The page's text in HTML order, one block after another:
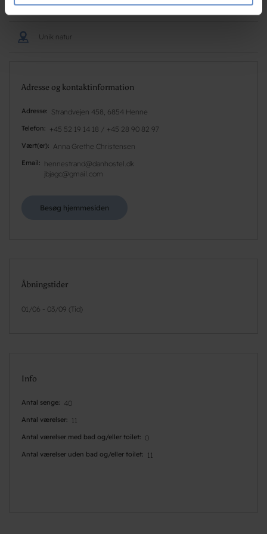
de har indsamlet fra din brug af deres tjenester.
Strand/badesø
Unik natur
Adresse og kontaktinformation
Adresse Strandvejen 458, 6854 Henne
Telefon +45 52 19 14 18 / +45 28 90 82 97
Vært(er) Anna Grethe Christensen
Email
hennestrand@danhostel.dk
jbjagc@gmail.com
Besøg hjemmesiden
Åbningstider
01/06 - 03/09 (Tid)
Info
Antal senge 40
Antal værelser 11
Antal værelser med bad og/eller toilet 0
Antal værelser uden bad og/eller toilet 11